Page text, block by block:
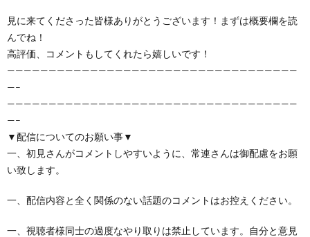
見に来てくださった皆様ありがとうございます！まずは概要欄を読
んでね！
高評価、コメントもしてくれたら嬉しいです！
———————————————————————————————————
—–
———————————————————————————————————
—–
▼配信についてのお願い事▼
一、初見さんがコメントしやすいように、常連さんは御配慮をお願
い致します。
一、配信内容と全く関係のない話題のコメントはお控えください。
一、視聴者様同士の過度なやり取りは禁止しています。自分と意見